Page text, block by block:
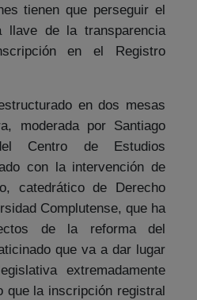
tienen que perseguir el
llave de la transparencia
en el Registro
en dos mesas
moderada por Santiago
Centro de Estudios
con la intervención de
catedrático de Derecho
Complutense, que ha
de la reforma del
que va a dar lugar
extremadamente
que la inscripción registral